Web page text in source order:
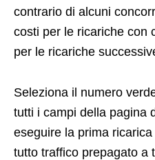
contrario di alcuni
costi per le ricariche con
per le ricariche
Seleziona il numero
tutti i campi della pagina
eseguire la prima ricarica
tutto traffico prepagato a